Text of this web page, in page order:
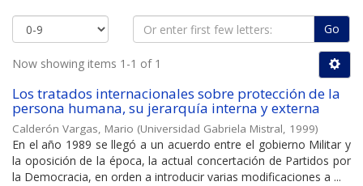
Go
Now showing items 1-1 of 1
Los tratados internacionales sobre protección de la
persona humana, su jerarquía interna y externa
Calderón Vargas, Mario (Universidad Gabriela Mistral, 1999)
En el año 1989 se llegó a un acuerdo entre el gobierno Militar y
la oposición de la época, la actual concertación de Partidos por
la Democracia, en orden a introducir varias modificaciones a ...